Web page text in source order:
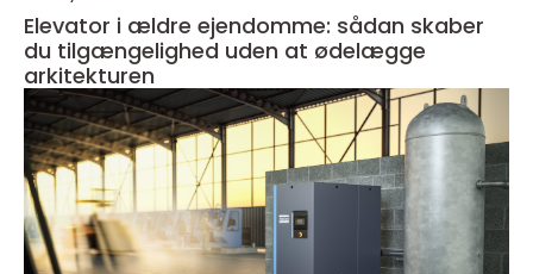
Elevator i ældre ejendomme: sådan skaber
du tilgængelighed uden at ødelægge
arkitekturen